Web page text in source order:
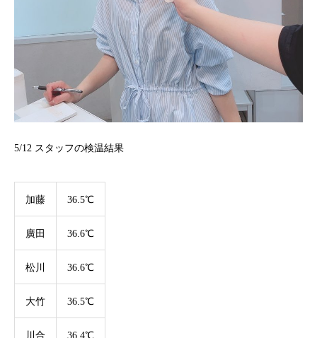
5/12 スタッフの検温結果
加藤 36.5℃
廣田 36.6℃
松川 36.6℃
大竹 36.5℃
川合 36.4℃